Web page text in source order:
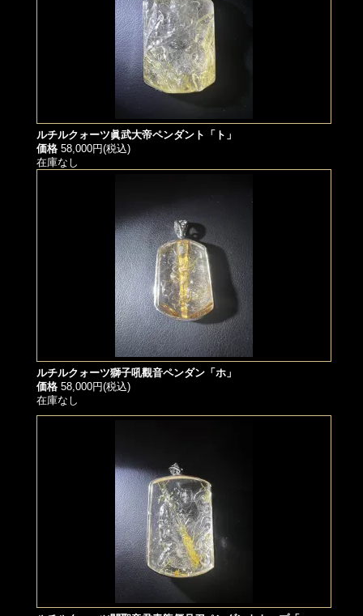
ルチルクォーツ眞武大帝ペンダント「ト」
価格 58,000円(税込)
在庫なし
ルチルクォーツ獅子吼觀音ペンダン「ホ」
価格 58,000円(税込)
在庫なし